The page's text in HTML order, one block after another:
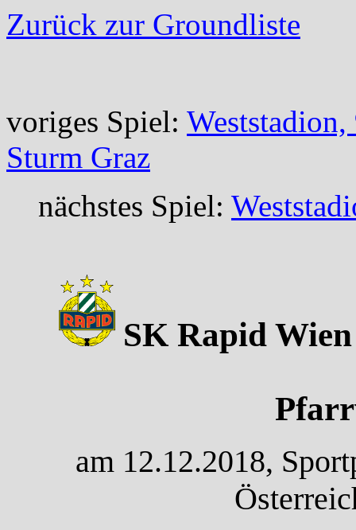
Zurück zur Groundliste
voriges Spiel:
Sturm Graz
nächstes Spiel:
SK Rapid
am 12.12.2018,